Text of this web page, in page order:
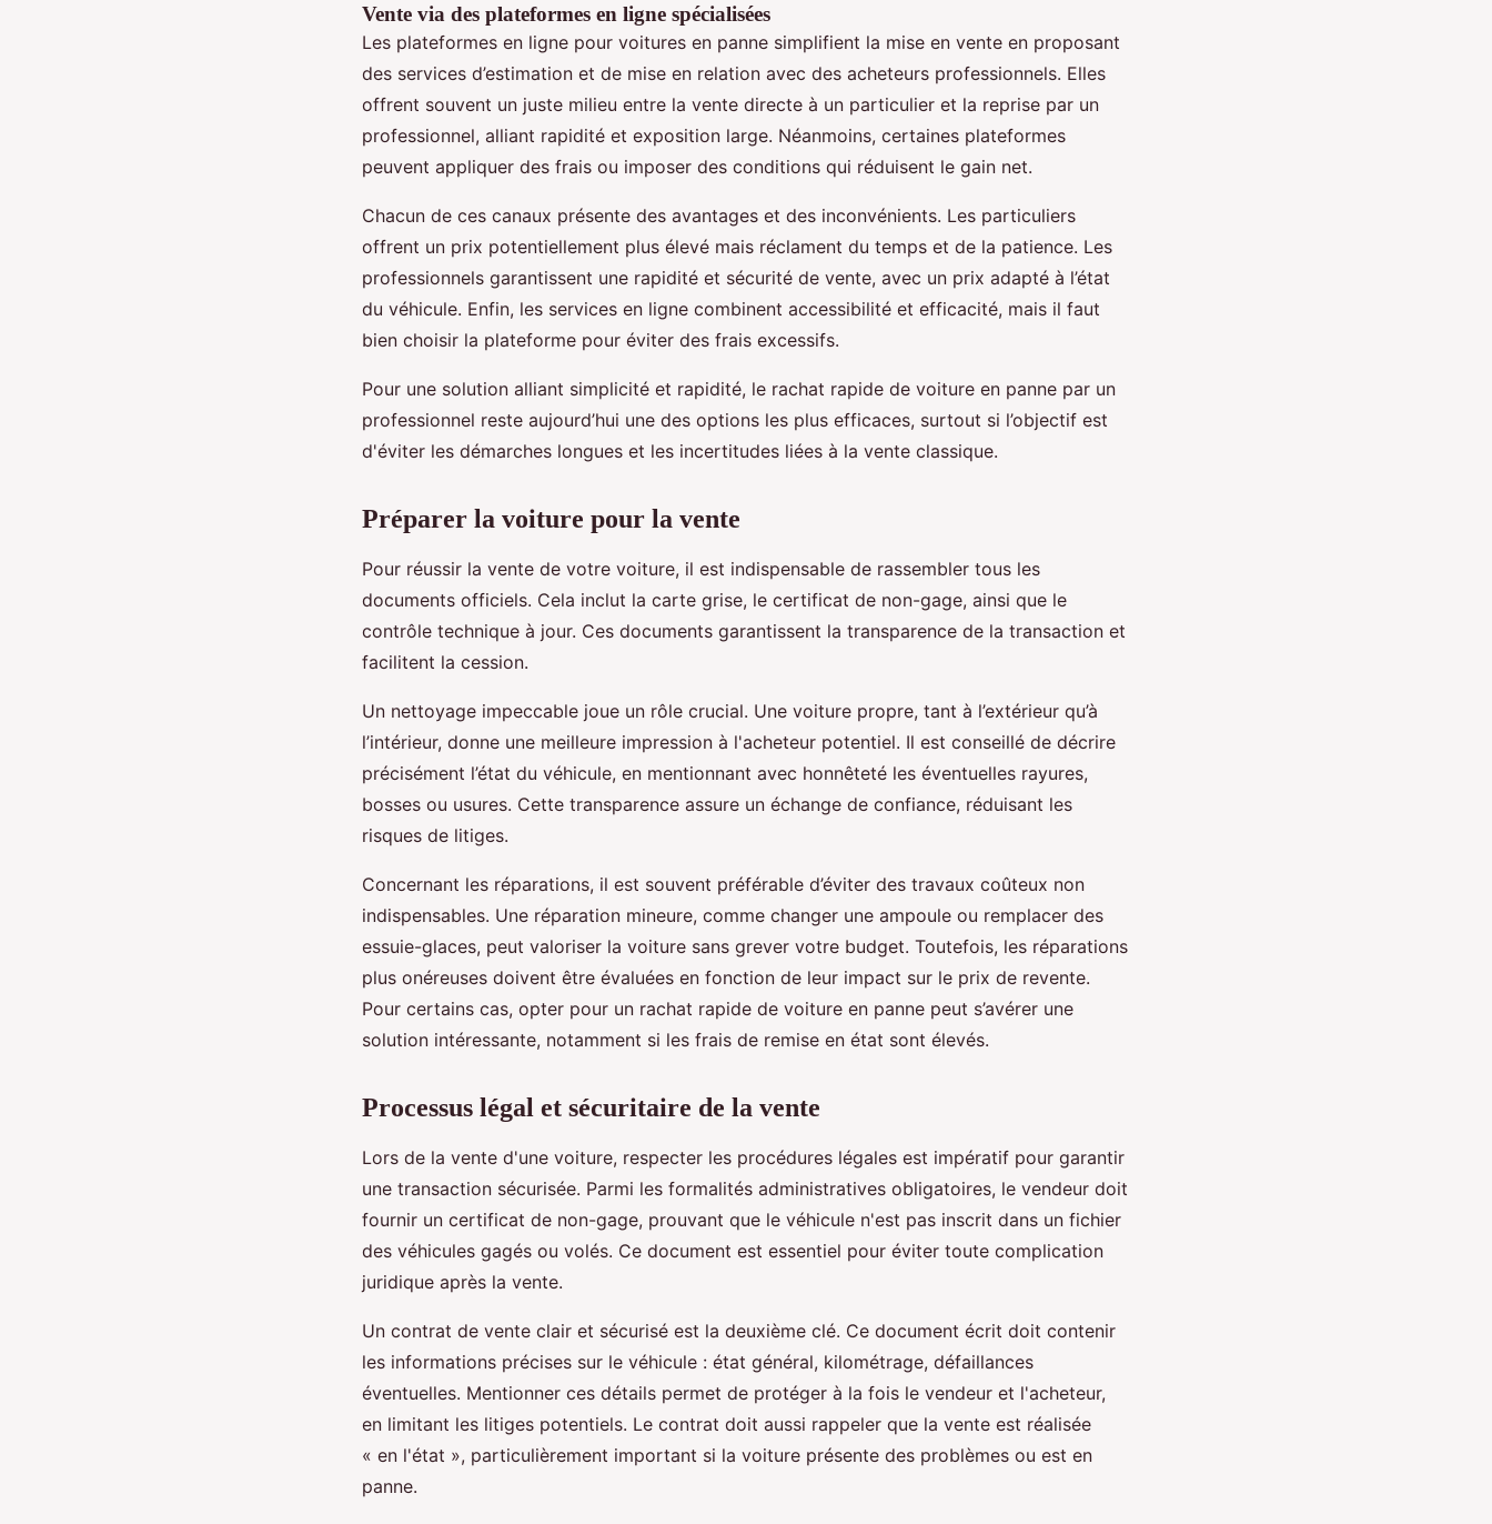
Vente via des plateformes en ligne spécialisées
Les plateformes en ligne pour voitures en panne simplifient la mise en vente en proposant
des services d’estimation et de mise en relation avec des acheteurs professionnels. Elles
offrent souvent un juste milieu entre la vente directe à un particulier et la reprise par un
professionnel, alliant rapidité et exposition large. Néanmoins, certaines plateformes
peuvent appliquer des frais ou imposer des conditions qui réduisent le gain net.
Chacun de ces canaux présente des avantages et des inconvénients. Les particuliers
offrent un prix potentiellement plus élevé mais réclament du temps et de la patience. Les
professionnels garantissent une rapidité et sécurité de vente, avec un prix adapté à l’état
du véhicule. Enfin, les services en ligne combinent accessibilité et efficacité, mais il faut
bien choisir la plateforme pour éviter des frais excessifs.
Pour une solution alliant simplicité et rapidité, le rachat rapide de voiture en panne par un
professionnel reste aujourd’hui une des options les plus efficaces, surtout si l’objectif est
d'éviter les démarches longues et les incertitudes liées à la vente classique.
Préparer la voiture pour la vente
Pour réussir la vente de votre voiture, il est indispensable de rassembler tous les
documents officiels. Cela inclut la carte grise, le certificat de non-gage, ainsi que le
contrôle technique à jour. Ces documents garantissent la transparence de la transaction et
facilitent la cession.
Un nettoyage impeccable joue un rôle crucial. Une voiture propre, tant à l’extérieur qu’à
l’intérieur, donne une meilleure impression à l'acheteur potentiel. Il est conseillé de décrire
précisément l’état du véhicule, en mentionnant avec honnêteté les éventuelles rayures,
bosses ou usures. Cette transparence assure un échange de confiance, réduisant les
risques de litiges.
Concernant les réparations, il est souvent préférable d’éviter des travaux coûteux non
indispensables. Une réparation mineure, comme changer une ampoule ou remplacer des
essuie-glaces, peut valoriser la voiture sans grever votre budget. Toutefois, les réparations
plus onéreuses doivent être évaluées en fonction de leur impact sur le prix de revente.
Pour certains cas, opter pour un rachat rapide de voiture en panne peut s’avérer une
solution intéressante, notamment si les frais de remise en état sont élevés.
Processus légal et sécuritaire de la vente
Lors de la vente d'une voiture, respecter les procédures légales est impératif pour garantir
une transaction sécurisée. Parmi les formalités administratives obligatoires, le vendeur doit
fournir un certificat de non-gage, prouvant que le véhicule n'est pas inscrit dans un fichier
des véhicules gagés ou volés. Ce document est essentiel pour éviter toute complication
juridique après la vente.
Un contrat de vente clair et sécurisé est la deuxième clé. Ce document écrit doit contenir
les informations précises sur le véhicule : état général, kilométrage, défaillances
éventuelles. Mentionner ces détails permet de protéger à la fois le vendeur et l'acheteur,
en limitant les litiges potentiels. Le contrat doit aussi rappeler que la vente est réalisée
« en l'état », particulièrement important si la voiture présente des problèmes ou est en
panne.